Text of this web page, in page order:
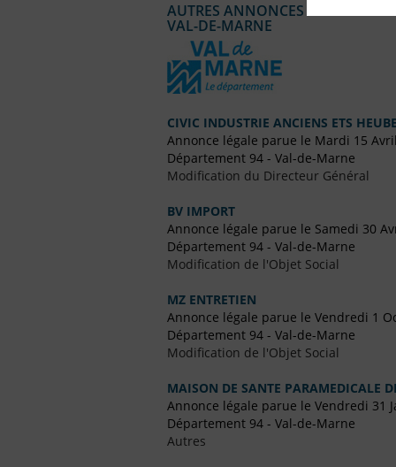
AUTRES ANNONCES LÉGALES
VAL-DE-MARNE
CIVIC INDUSTRIE ANCIENS ETS
Annonce légale parue le Mardi 15
Département 94 - Val-de-Marne
Modification du Directeur Général
BV IMPORT
Annonce légale parue le Samedi 30
Département 94 - Val-de-Marne
Modification de l'Objet Social
MZ ENTRETIEN
Annonce légale parue le Vendredi 1
Département 94 - Val-de-Marne
Modification de l'Objet Social
MAISON DE SANTE PARAMEDICALE
Annonce légale parue le Vendredi 31
Département 94 - Val-de-Marne
Autres